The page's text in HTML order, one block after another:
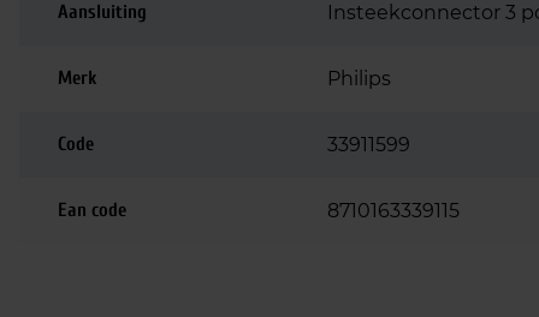
Aansluiting Insteekconnector 3
Merk Philips
Code 33911599
Ean code 8710163339115